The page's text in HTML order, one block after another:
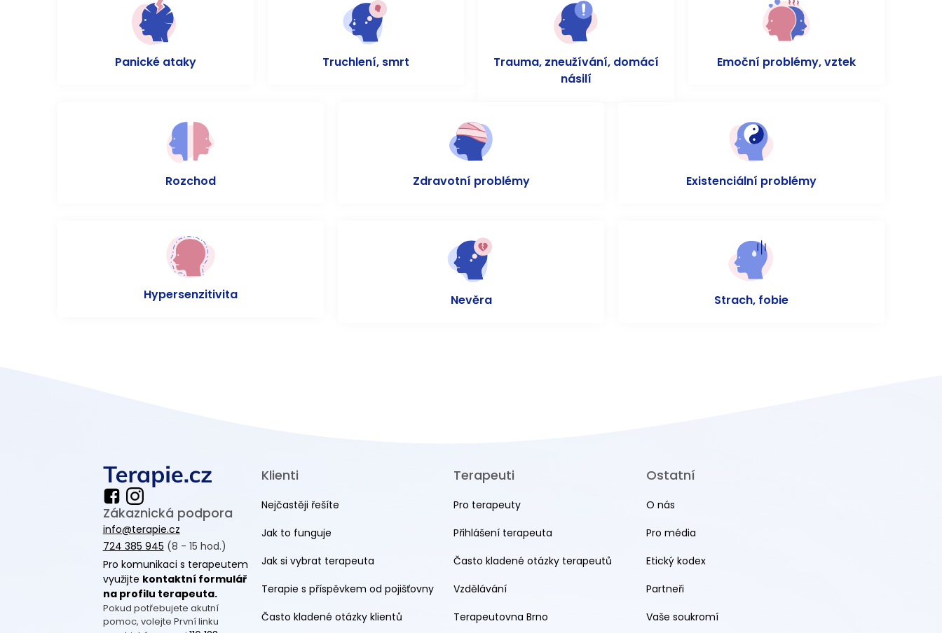
Panické ataky Truchlení, smrt
Trauma, zneužívání, domácí
násilí
Emoční problémy, vztek
Rozchod Zdravotní problémy Existenciální problémy
Hypersenzitivita Nevěra Strach, fobie
Zákaznická podpora
info@terapie.cz
724 385 945 (8 - 15 hod.)
Pro komunikaci s terapeutem
využijte kontaktní formulář
na profilu terapeuta.
Pokud potřebujete akutní
pomoc, volejte První linku
Klienti
Nejčastěji řešíte
Jak to funguje
Jak si vybrat terapeuta
Terapie s příspěvkem od pojišťovny
Často kladené otázky klientů
Terapeuti
Pro terapeuty
Přihlášení terapeuta
Často kladené otázky terapeutů
Vzdělávání
Terapeutovna Brno
Ostatní
O nás
Pro média
Etický kodex
Partneři
Vaše soukromí